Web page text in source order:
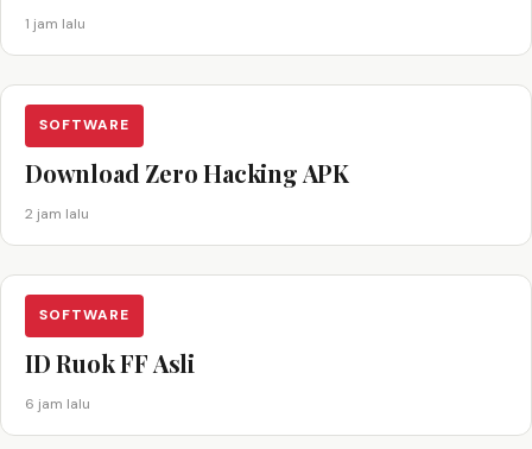
1 jam lalu
SOFTWARE
Download Zero Hacking APK
2 jam lalu
SOFTWARE
ID Ruok FF Asli
6 jam lalu